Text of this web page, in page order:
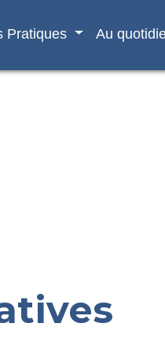
Pratiques Au